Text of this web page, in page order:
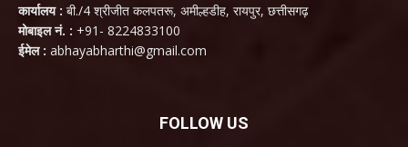
कार्यालय : बी./4 श्रीजीत कलपतरू, अमील्हडीह, रायपुर, छत्तीसगढ़
मोबाइल नं. : +91- 8224833100
ईमेल : abhayabharthi@gmail.com
FOLLOW US